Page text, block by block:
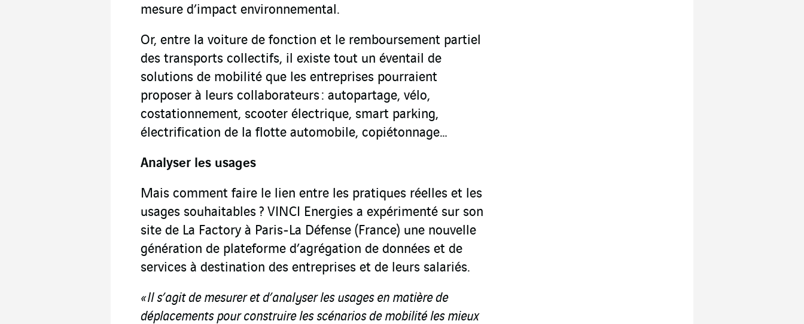
mesure d’impact environnemental.
Or, entre la voiture de fonction et le remboursement partiel
des transports collectifs, il existe tout un éventail de
solutions de mobilité que les entreprises pourraient
proposer à leurs collaborateurs : autopartage, vélo,
costationnement, scooter électrique, smart parking,
électrification de la flotte automobile, copiétonnage…
Analyser les usages
Mais comment faire le lien entre les pratiques réelles et les
usages souhaitables ? VINCI Energies a expérimenté sur son
site de La Factory à Paris-La Défense (France) une nouvelle
génération de plateforme d’agrégation de données et de
services à destination des entreprises et de leurs salariés.
« Il s’agit de mesurer et d’analyser les usages en matière de
déplacements pour construire les scénarios de mobilité les mieux